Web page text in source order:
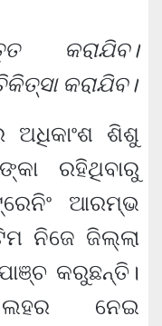
କରାଯିବ।
କରାଯିବ।
ଅଧିକାଂଶ ଶିଶୁ
ରହିଥିବାରୁ
ଆରମ୍ଭ
ନିଜେ ଜିଲ୍ଲା
କରୁଛନ୍ତି।
ନେଇ